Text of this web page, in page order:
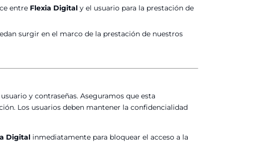
entre Flexia Digital y el usuario para la prestación de
surgir en el marco de la prestación de nuestros
y contraseñas. Aseguramos que esta
Los usuarios deben mantener la confidencialidad
Digital inmediatamente para bloquear el acceso a la